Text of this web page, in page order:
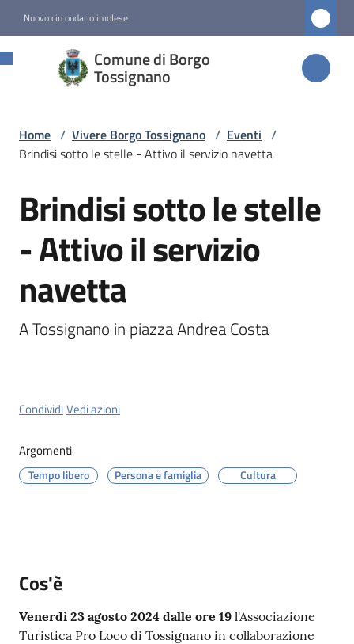
Nuovo circondario imolese
Comune di Borgo
Tossignano
Comune di
Borgo
Novità
Servizi
Vivere
Borgo
Tossignano
Servizi
on-
Tutti
argomenti
Home / Vivere Borgo Tossignano / Eventi /
Brindisi sotto le stelle - Attivo il servizio navetta
Salta al contenuto
Brindisi sotto le stelle
- Attivo il servizio
navetta
A Tossignano in piazza Andrea Costa
CondividiVedi azioni
Argomenti
Tempo libero Persona e famiglia Cultura
Cos'è
Venerdì 23 agosto 2024 dalle ore 19 l'Associazione
Turistica Pro Loco di Tossignano in collaborazione